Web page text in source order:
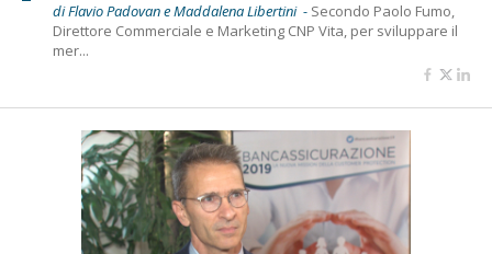
di Flavio Padovan e Maddalena Libertini - Secondo Paolo Fumo,
Direttore Commerciale e Marketing CNP Vita, per sviluppare il
mer...